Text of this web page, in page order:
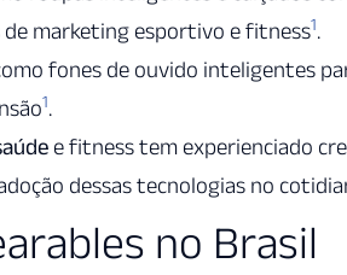
marketing esportivo e fitness1.
fones de ouvido inteligentes
1.
e fitness tem experienciado
dessas tecnologias no
no Brasil